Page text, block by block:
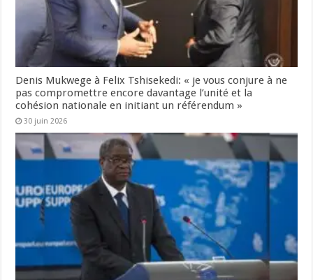
Denis Mukwege à Felix Tshisekedi: « je vous conjure à ne
pas compromettre encore davantage l’unité et la
cohésion nationale en initiant un référendum »
30 juin 2026